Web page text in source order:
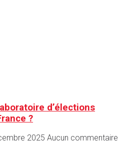
d’élections
?
2025 Aucun commentaire